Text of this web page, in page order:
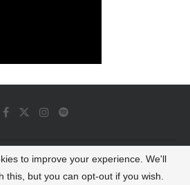
Dash All Rights Reserved
to improve your experience. We'll
this, but you can opt-out if you wish.